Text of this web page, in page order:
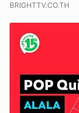
BRIGHTTV.CO.TH